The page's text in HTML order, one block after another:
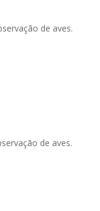
de aves.
de aves.